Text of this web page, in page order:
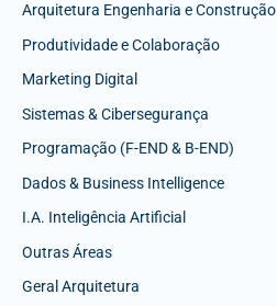
Arquitetura Engenharia e Construção
Produtividade e Colaboração
Marketing Digital
Sistemas & Cibersegurança
Programação (F-END & B-END)
Dados & Business Intelligence
I.A. Inteligência Artificial
Outras Áreas
Geral Arquitetura